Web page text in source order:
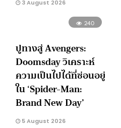
3 August 2026
240
ปูทางสู่ Avengers:
Doomsday วิเคราะห์
ความเป็นไปได้ที่ซ่อนอยู่
ใน ‘Spider-Man:
Brand New Day’
5 August 2026